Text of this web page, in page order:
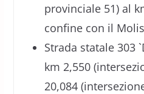
provinciale 51) al
confine con il
Strada statale 303
km 2,550
20,084